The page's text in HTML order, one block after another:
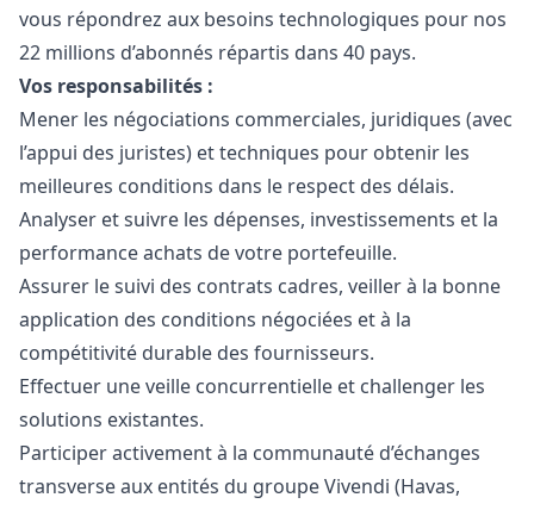
vous répondrez aux besoins technologiques pour nos
22 millions d’abonnés répartis dans 40 pays.
Vos responsabilités :
Mener les négociations commerciales, juridiques (avec
l’appui des juristes) et techniques pour obtenir les
meilleures conditions dans le respect des délais.
Analyser et suivre les dépenses, investissements et la
performance achats de votre portefeuille.
Assurer le suivi des contrats cadres, veiller à la bonne
application des conditions négociées et à la
compétitivité durable des fournisseurs.
Effectuer une veille concurrentielle et challenger les
solutions existantes.
Participer activement à la communauté d’échanges
transverse aux entités du groupe Vivendi (Havas,